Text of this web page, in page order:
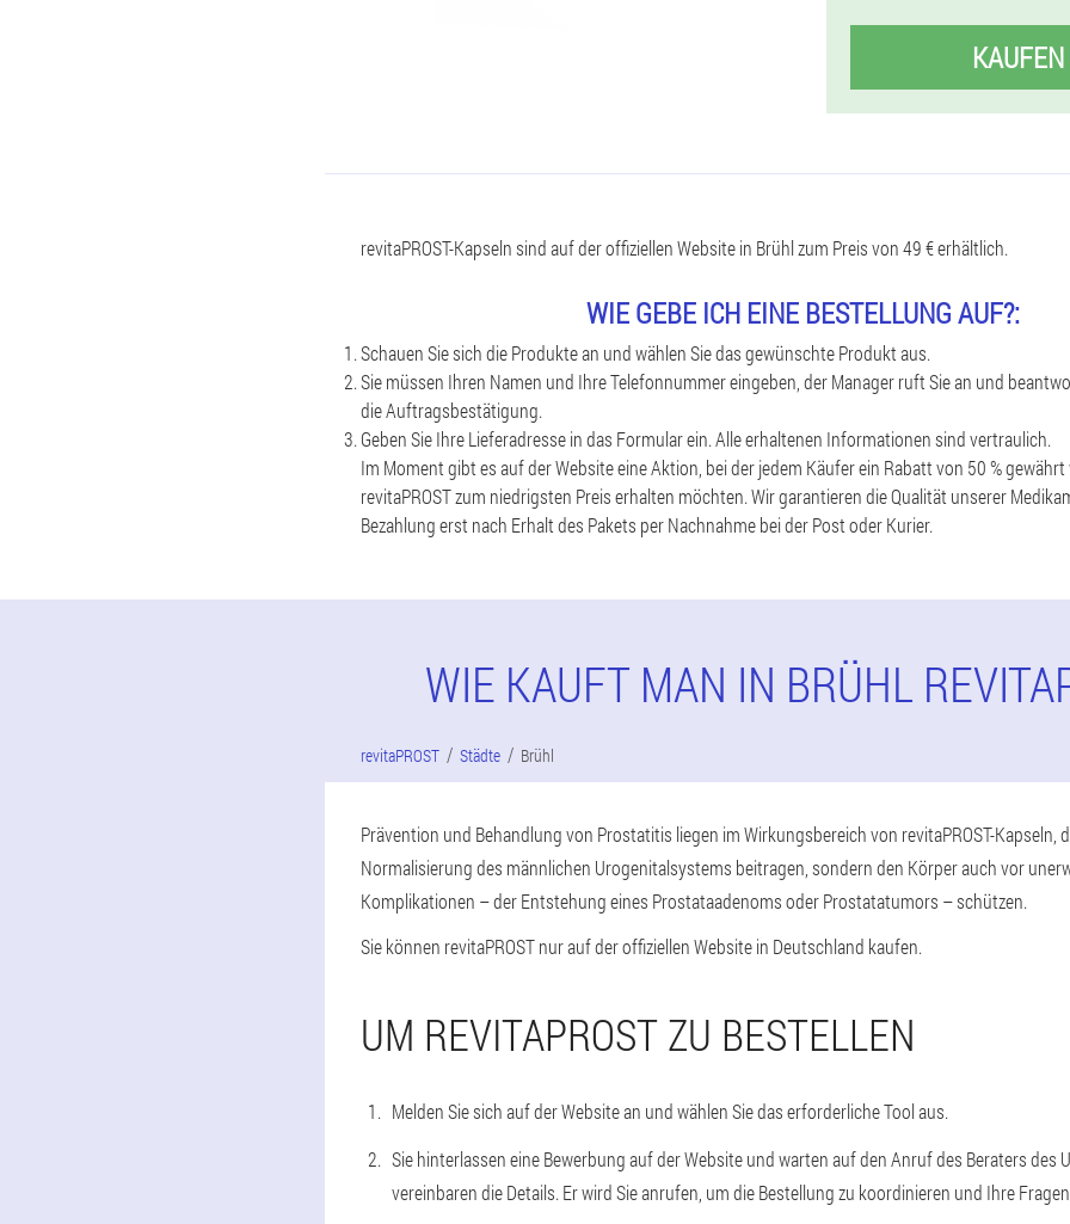
KAUFEN
revitaPROST-Kapseln sind auf der offiziellen Website in Brühl zum Preis von 49 € erhältlich.
WIE GEBE ICH EINE BESTELLUNG AUF?:
Schauen Sie sich die Produkte an und wählen Sie das gewünschte Produkt aus.
Sie müssen Ihren Namen und Ihre Telefonnummer eingeben, der Manager ruft Sie an und
die Auftragsbestätigung.
Geben Sie Ihre Lieferadresse in das Formular ein. Alle erhaltenen Informationen sind vertraulich.
Im Moment gibt es auf der Website eine Aktion, bei der jedem Käufer ein Rabatt von 50 %
revitaPROST zum niedrigsten Preis erhalten möchten. Wir garantieren die Qualität unserer
Bezahlung erst nach Erhalt des Pakets per Nachnahme bei der Post oder Kurier.
WIE KAUFT MAN IN BRÜHL
revitaPROST Städte Brühl
Prävention und Behandlung von Prostatitis liegen im Wirkungsbereich von revitaPROST-Kapseln,
Normalisierung des männlichen Urogenitalsystems beitragen, sondern den Körper auch vor
Komplikationen – der Entstehung eines Prostataadenoms oder Prostatatumors – schützen.
Sie können revitaPROST nur auf der offiziellen Website in Deutschland kaufen.
UM REVITAPROST ZU BESTELLEN
Melden Sie sich auf der Website an und wählen Sie das erforderliche Tool aus.
Sie hinterlassen eine Bewerbung auf der Website und warten auf den Anruf des Beraters des
vereinbaren die Details. Er wird Sie anrufen, um die Bestellung zu koordinieren und Ihre